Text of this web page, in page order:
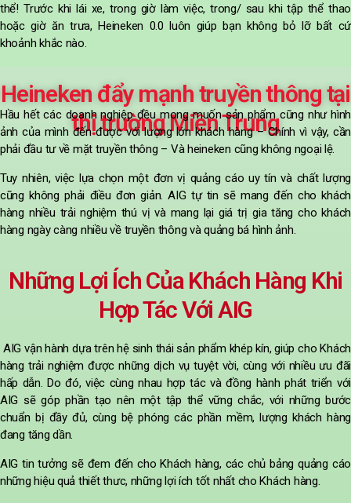
thể! Trước khi lái xe, trong giờ làm việc, trong/ sau khi tập thể thao
hoặc giờ ăn trưa, Heineken 0.0 luôn giúp bạn không bỏ lỡ bất cứ
khoảnh khắc nào.
Heineken đẩy mạnh truyền thông tại
thị trường Miền Trung
Hầu hết các doanh nghiệp đều mong muốn sản phẩm cũng như hình
ảnh của mình đến được với lượng lớn khách hàng – Chính vì vậy, cần
phải đầu tư về mặt truyền thông – Và heineken cũng không ngoại lệ.
Tuy nhiên, việc lựa chọn một đơn vị quảng cáo uy tín và chất lượng
cũng không phải điều đơn giản. AIG tự tin sẽ mang đến cho khách
hàng nhiều trải nghiệm thú vị và mang lại giá trị gia tăng cho khách
hàng ngày càng nhiều về truyền thông và quảng bá hình ảnh.
Những Lợi Ích Của Khách Hàng Khi
Hợp Tác Với AIG
AIG vận hành dựa trên hệ sinh thái sản phẩm khép kín, giúp cho Khách
hàng trải nghiệm được những dịch vụ tuyệt vời, cùng với nhiều ưu đãi
hấp dẫn. Do đó, việc cùng nhau hợp tác và đồng hành phát triển với
AIG sẽ góp phần tạo nên một tập thể vững chắc, với những bước
chuẩn bị đầy đủ, cùng bệ phóng các phần mềm, lượng khách hàng
đang tăng dần.
AIG tin tưởng sẽ đem đến cho Khách hàng, các chủ bảng quảng cáo
những hiệu quả thiết thưc, những lợi ích tốt nhất cho Khách hàng.